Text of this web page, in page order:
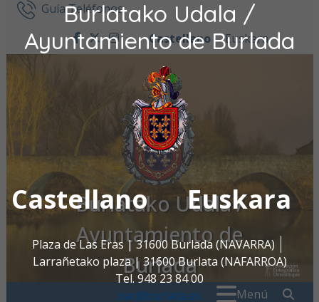
Burlatako Udala /
Ayuntamiento de Burlada
Castellano Euskara
Plaza de Las Eras | 31600 Burlada (NAVARRA)
Larrañetako plaza | 31600 Burlata (NAFARROA)
Tel. 948 23 84 00
oac@burlada.es
Ir al contenidoGuía Teléfonos
facebook
twitter
instagram
Castellano Euskara
Burlatako Udala /
Ayuntamiento de
Burlada
Menú